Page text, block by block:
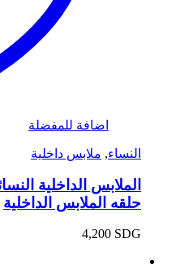
اضافة للمفضلة
النساء, ملابس داخلية
الملابس الداخلية
حلقه الملابس الداخلية
4,200 SDG